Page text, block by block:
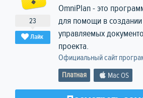
23
Лайк
OmniPlan - это
для помощи в
управляемых
проекта.
Официальный сайт
Платная Mac OS